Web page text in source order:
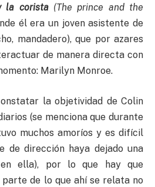
la corista (The prince and the
él era un joven asistente de
mandadero), que por azares
de manera directa con
Marilyn Monroe.
la objetividad de Colin
(se menciona que durante
muchos amoríos y es difícil
de dirección haya dejado una
en ella), por lo que hay que
de lo que ahí se relata no